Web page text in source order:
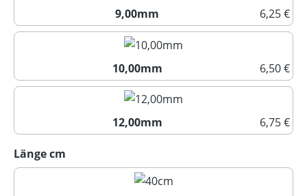
9,00mm
6,25 €
9,00mm
10,00mm
6,50 €
10,00mm
12,00mm
6,75 €
Länge cm